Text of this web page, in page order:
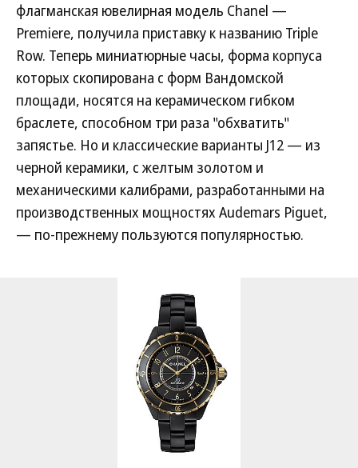
флагманская ювелирная модель Chanel —
Premiere, получила приставку к названию Triple
Row. Теперь миниатюрные часы, форма корпуса
которых скопирована с форм Вандомской
площади, носятся на керамическом гибком
браслете, способном три раза "обхватить"
запястье. Но и классические варианты J12 — из
черной керамики, с желтым золотом и
механическими калибрами, разработанными на
производственных мощностях Audemars Piguet,
— по-прежнему пользуются популярностью.